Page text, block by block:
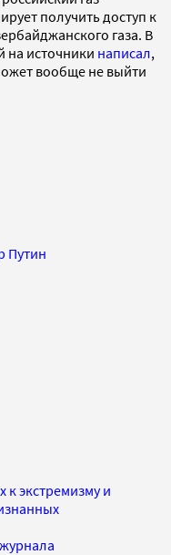
получить доступ к
газа. В
на источники написал,
вообще не выйти
Путин
к экстремизму и